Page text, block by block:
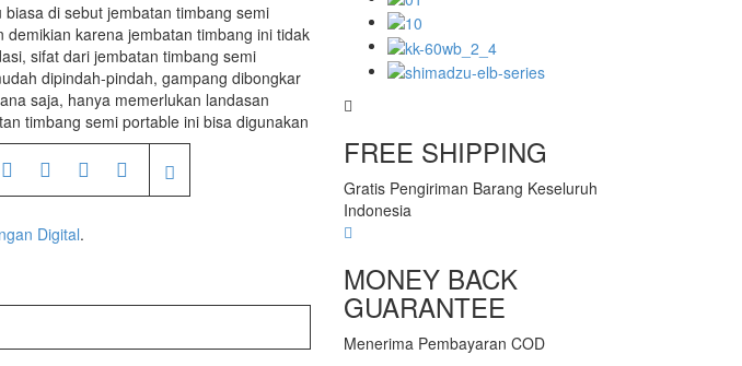
biasa di sebut jembatan timbang semi
demikian karena jembatan timbang ini tidak
sifat dari jembatan timbang semi
dipindah-pindah, gampang dibongkar
saja, hanya memerlukan landasan
timbang semi portable ini bisa digunakan
Digital.
FREE SHIPPING
Gratis Pengiriman Barang Keseluruh
Indonesia
MONEY BACK
GUARANTEE
Menerima Pembayaran COD